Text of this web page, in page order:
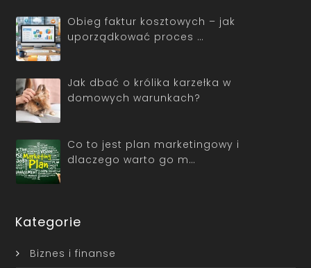
Obieg faktur kosztowych – jak
uporządkować proces …
Jak dbać o królika karzełka w
domowych warunkach?
Co to jest plan marketingowy i
dlaczego warto go m…
Kategorie
Biznes i finanse